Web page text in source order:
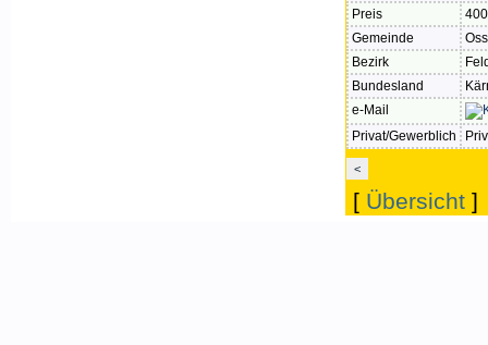
Preis
Gemeinde
Bezirk
Bundesland
e-Mail
Privat/Gewerblich
<
[ Übersicht